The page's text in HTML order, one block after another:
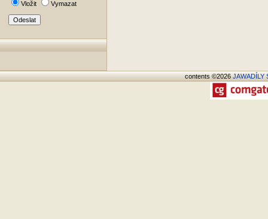
Vložit Vymazat
contents ©2026JAWADÍLY